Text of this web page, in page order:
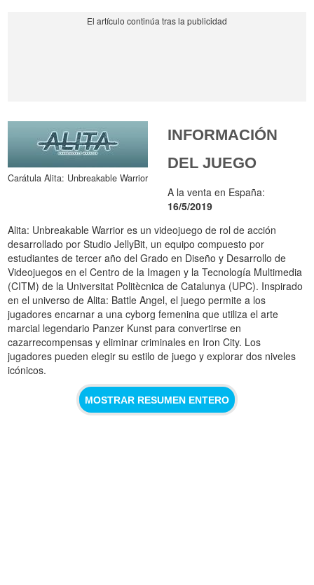
Carátula Alita: Unbreakable Warrior
INFORMACIÓN
DEL JUEGO
A la venta en España:
16/5/2019
Alita: Unbreakable Warrior es un videojuego de rol de acción
desarrollado por Studio JellyBit, un equipo compuesto por
estudiantes de tercer año del Grado en Diseño y Desarrollo de
Videojuegos en el Centro de la Imagen y la Tecnología Multimedia
(CITM) de la Universitat Politècnica de Catalunya (UPC). Inspirado
en el universo de Alita: Battle Angel, el juego permite a los
jugadores encarnar a una cyborg femenina que utiliza el arte
marcial legendario Panzer Kunst para convertirse en
cazarrecompensas y eliminar criminales en Iron City. Los
jugadores pueden elegir su estilo de juego y explorar dos niveles
icónicos.
MOSTRAR RESUMEN ENTERO